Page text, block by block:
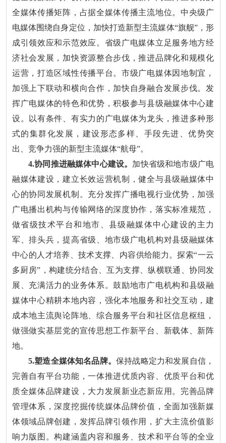
全媒体传播矩阵，占据全媒体传播主流地位。中央级广
电媒体围绕自身定位，加快打造新型主流媒体“旗舰”，形
成引领效应和示范效应。省级广电媒体立足服务地方经
济社会发展，加快资源整合步伐，推进品牌化和规模化
运营，打造区域性传播平台。市级广电媒体因地制宜，
加强上下联动和横向合作，加快自身融合发展步伐。发
挥广电媒体的特色和优势，积极参与县级融媒体中心建
设。以有条件、有实力的广电媒体为龙头，推进多种形
式的集群化发展，建设形态多样、手段先进、优势突
出、竞争力强的新型主流媒体“航母”。
4.协同推进融媒体中心建设。 加快省级和地市级广电
融媒体建设，建立长效运营机制，健全与县级融媒体中
心的协同发展机制。充分发挥广播电视行业优势，加强
广电播出机构与传输网络的深度协作，落实标准规范，
做省级技术平台和地市、县级融媒体中心建设的主力
军、排头兵，提高省级、地市级广电机构对县级融媒体
中心的人才培养、技术支撑、内容供给能力。探索“一云
多厨房”，构建统分结合、互为支撑、纵横联通、协同发
展、充满活力的业务体系。鼓励地市广电机构和县级融
媒体中心精耕本地内容，强化本地服务和社交互动，建
成本地主流舆论阵地、综合服务平台和社区信息枢纽，
做强做实基层党的宣传思想工作新平台、新载体、新阵
地。
5.塑造全媒体知名品牌。 保持战略定力和发展自信，
完善自有平台功能，一体推进优质内容、优质平台和优
质全媒体品牌建设，大力发展新业态新应用。完善品牌
管理体系，深度挖掘传统媒体品牌价值，全面加强新媒
体领域品牌创建，发挥品牌引领作用，扩大主流价值影
响力版图。构建涵盖内容和服务、技术和平台等的全业